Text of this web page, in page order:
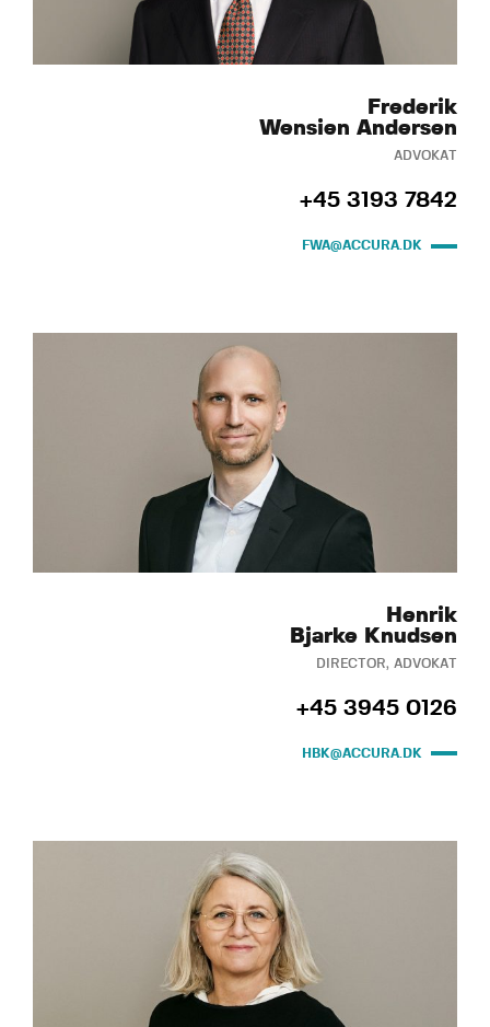
Frederik
Wensien Andersen
ADVOKAT
+45 3193 7842
FWA@ACCURA.DK
Henrik
Bjarke Knudsen
DIRECTOR, ADVOKAT
+45 3945 0126
HBK@ACCURA.DK